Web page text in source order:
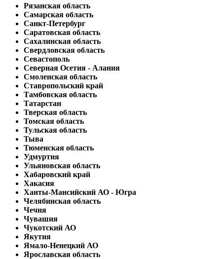
Рязанская область
Самарская область
Санкт-Петербург
Саратовская область
Сахалинская область
Свердловская область
Севастополь
Северная Осетия - Алания
Смоленская область
Ставропольский край
Тамбовская область
Татарстан
Тверская область
Томская область
Тульская область
Тыва
Тюменская область
Удмуртия
Ульяновская область
Хабаровский край
Хакасия
Ханты-Мансийский АО - Югра
Челябинская область
Чечня
Чувашия
Чукотский АО
Якутия
Ямало-Ненецкий АО
Ярославская область